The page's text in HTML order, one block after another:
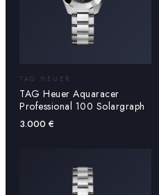
TAG HEUER
TAG Heuer Aquaracer
Professional 100 Solargraph
3.000 €